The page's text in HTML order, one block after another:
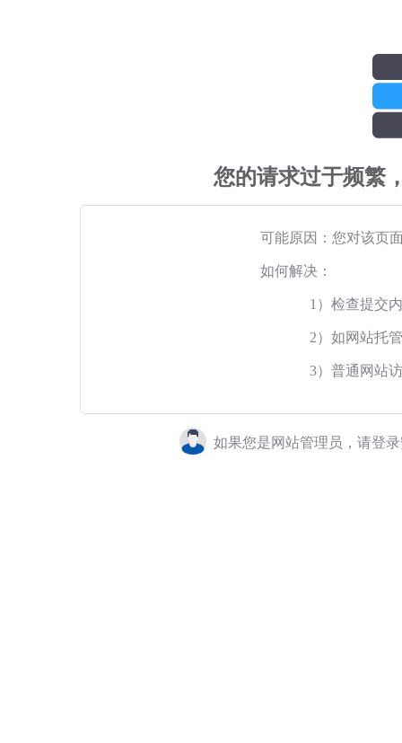
您的请求过于频繁
可能原因：您对该页
如何解决：
1）检查提交
2）如网站托
3）普通网站
如果您是网站管理员，请登